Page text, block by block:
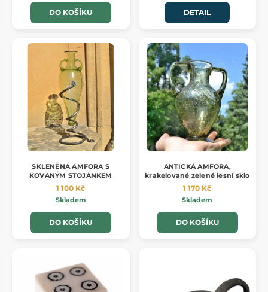
DO KOŠÍKU DETAIL
SKLENĚNÁ AMFORA S
KOVANÝM STOJÁNKEM
1 100 Kč
Skladem
DO KOŠÍKU
ANTICKÁ AMFORA,
krakelované zelené lesní sklo
1 170 Kč
Skladem
DO KOŠÍKU